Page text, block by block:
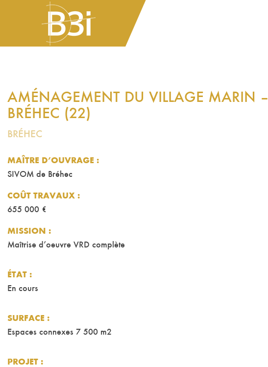
AMÉNAGEMENT DU VILLAGE MARIN –
BRÉHEC (22)
BRÉHEC
MAÎTRE D’OUVRAGE :
SIVOM de Bréhec
COÛT TRAVAUX :
655 000 €
MISSION :
Maîtrise d’oeuvre VRD complète
ÉTAT :
En cours
SURFACE :
Espaces connexes 7 500 m2
PROJET :